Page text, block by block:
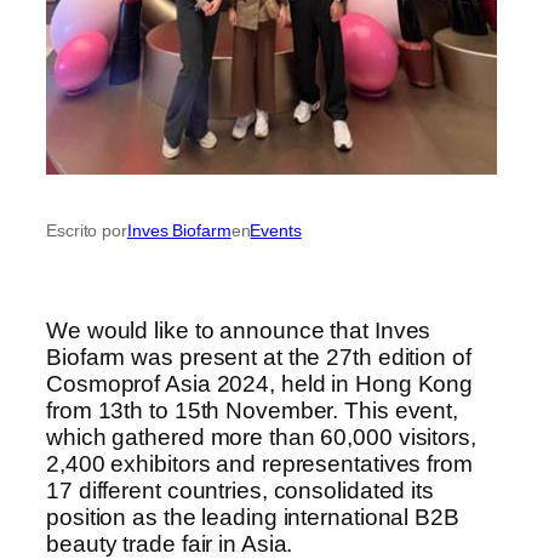
Escrito porInves BiofarmenEvents
We would like to announce that Inves
Biofarm was present at the 27th edition of
Cosmoprof Asia 2024, held in Hong Kong
from 13th to 15th November. This event,
which gathered more than 60,000 visitors,
2,400 exhibitors and representatives from
17 different countries, consolidated its
position as the leading international B2B
beauty trade fair in Asia.